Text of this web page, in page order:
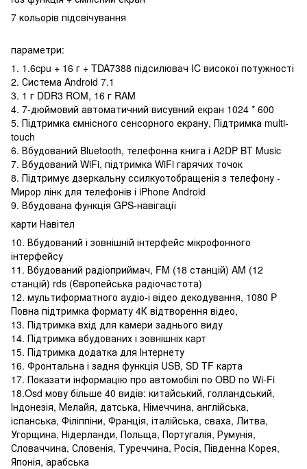
7 кольорів підсвічування
параметри:
1. 1.6cpu + 16 г + TDA7388 підсилювач IC високої потужності
2. Система Android 7.1
3. 1 г DDR3 ROM, 16 г RAM
4. 7-дюймовий автоматичний висувний екран 1024 * 600
5. Підтримка ємнісного сенсорного екрану, Підтримка multi-
touch
6. Вбудований Bluetooth, телефонна книга і A2DP BT Music
7. Вбудований WiFi, підтримка WiFi гарячих точок
8. Підтримує дзеркальну ссилкуотобращенія з телефону -
Мирор лінк для телефонів і iPhone Android
9. Вбудована функція GPS-навігації
карти Навітел
10. Вбудований і зовнішній інтерфейс мікрофонного
інтерфейсу
11. Вбудований радіоприймач, FM (18 станцій) AM (12
станцій) rds (Європейська радіочастота)
12. мультиформатного аудіо-і відео декодування, 1080 P
Повна підтримка формату 4К відтворення відео,
13. Підтримка вхід для камери заднього виду
14. Підтримка вбудованих і зовнішніх карт
15. Підтримка додатка для Інтернету
16. Фронтальна і задня функція USB, SD TF карта
17. Показати інформацію про автомобілі по OBD по Wi-Fi
18.Osd мову більше 40 видів: китайський, голландський,
Індонезія, Мелайя, датська, Німеччина, англійська,
іспанська, Філіппіни, Франція, італійська, сваха, Литва,
Угорщина, Нідерланди, Польща, Португалія, Румунія,
Словаччина, Словенія, Туреччина, Росія, Південна Корея,
Японія, арабська